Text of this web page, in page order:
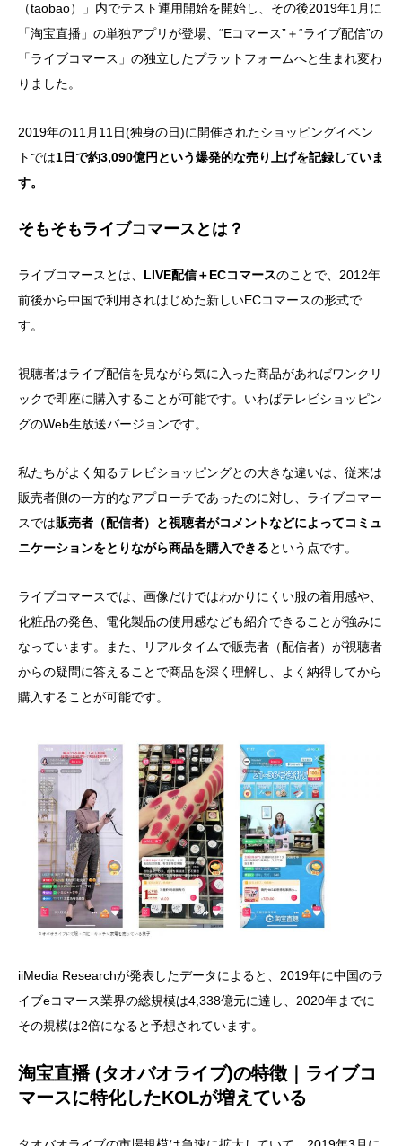
（taobao）」内でテスト運用開始を開始し、その後2019年1月に
「淘宝直播」の単独アプリが登場、“Eコマース”＋“ライブ配信”の
「ライブコマース」の独立したプラットフォームへと生まれ変わ
りました。
2019年の11月11日(独身の日)に開催されたショッピングイベン
トでは1日で約3,090億円という爆発的な売り上げを記録していま
す。
そもそもライブコマースとは？
ライブコマースとは、 LIVE配信＋ECコマースのことで、2012年
前後から中国で利用されはじめた新しいECコマースの形式で
す。
視聴者はライブ配信を見ながら気に入った商品があればワンクリ
ックで即座に購入することが可能です。いわばテレビショッピン
グのWeb生放送バージョンです。
私たちがよく知るテレビショッピングとの大きな違いは、従来は
販売者側の一方的なアプローチであったのに対し、ライブコマー
スでは販売者（配信者）と視聴者がコメントなどによってコミュ
ニケーションをとりながら商品を購入できるという点です。
ライブコマースでは、画像だけではわかりにくい服の着用感や、
化粧品の発色、電化製品の使用感なども紹介できることが強みに
なっています。また、リアルタイムで販売者（配信者）が視聴者
からの疑問に答えることで商品を深く理解し、よく納得してから
購入することが可能です。
iiMedia Researchが発表したデータによると、2019年に中国のラ
イブeコマース業界の総規模は4,338億元に達し、2020年までに
その規模は2倍になると予想されています。
淘宝直播 (タオバオライブ)の特徴｜ライブコ
マースに特化したKOLが増えている